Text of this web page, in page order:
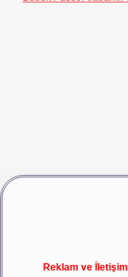
vdcasino giriş
Reklam ve